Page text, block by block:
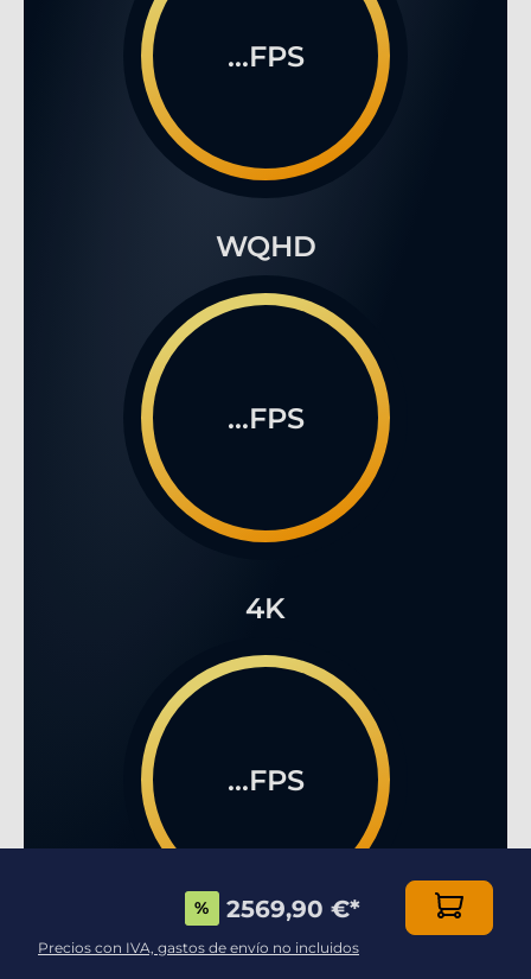
...FPS
WQHD
...FPS
4K
...FPS
% 2569,90 €*
Precios con IVA, gastos de envío no incluidos